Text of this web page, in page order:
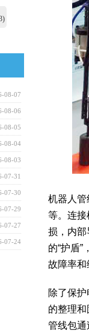
机器人管
等。连接
损，内部
的“护盾
故障率和
除了保
的整理
管线包通
08-07
08-06
08-05
08-04
08-03
07-31
07-30
07-29
07-27
07-24